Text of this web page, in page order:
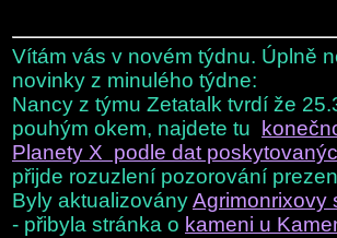
Vítám vás v novém týdnu. Úplně
novinky z minulého týdne:
Nancy z týmu Zetatalk tvrdí že
pouhým okem, najdete tu
Planety X podle dat
přijde rozuzlení pozorování
Byly aktualizoványAgrimonrixovy
- přibyla stránka o kameni u